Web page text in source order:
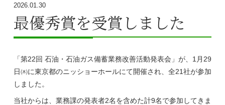
2026.01.30
最優秀賞を受賞しました
「第22回 石油・石油ガス備蓄業務改善活動発表会」が、1月29
日㈭に東京都のニッショーホールにて開催され、全21社が参加
しました。
当社からは、業務課の発表者2名を含めた計9名で参加してきま